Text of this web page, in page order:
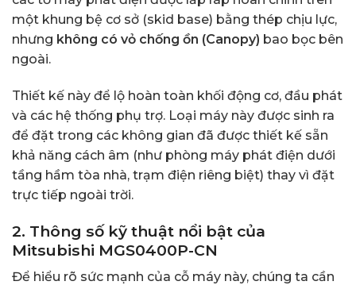
một khung bệ cơ sở (skid base) bằng thép chịu lực,
nhưng không có vỏ chống ồn (Canopy) bao bọc bên
ngoài.
Thiết kế này để lộ hoàn toàn khối động cơ, đầu phát
và các hệ thống phụ trợ. Loại máy này được sinh ra
để đặt trong các không gian đã được thiết kế sẵn
khả năng cách âm (như phòng máy phát điện dưới
tầng hầm tòa nhà, trạm điện riêng biệt) thay vì đặt
trực tiếp ngoài trời.
2. Thông số kỹ thuật nổi bật của
Mitsubishi MGS0400P-CN
Để hiểu rõ sức mạnh của cỗ máy này, chúng ta cần